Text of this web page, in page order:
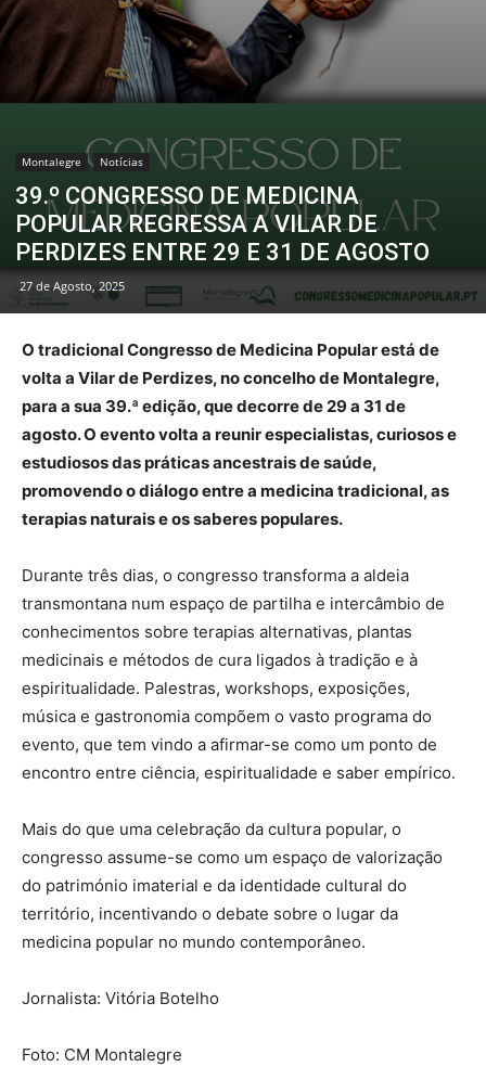
Montalegre Notícias
39.º CONGRESSO DE MEDICINA
POPULAR REGRESSA A VILAR DE
PERDIZES ENTRE 29 E 31 DE AGOSTO
27 de Agosto, 2025
O tradicional Congresso de Medicina Popular está de
volta a Vilar de Perdizes, no concelho de Montalegre,
para a sua 39.ª edição, que decorre de 29 a 31 de
agosto. O evento volta a reunir especialistas, curiosos e
estudiosos das práticas ancestrais de saúde,
promovendo o diálogo entre a medicina tradicional, as
terapias naturais e os saberes populares.
Durante três dias, o congresso transforma a aldeia
transmontana num espaço de partilha e intercâmbio de
conhecimentos sobre terapias alternativas, plantas
medicinais e métodos de cura ligados à tradição e à
espiritualidade. Palestras, workshops, exposições,
música e gastronomia compõem o vasto programa do
evento, que tem vindo a afirmar-se como um ponto de
encontro entre ciência, espiritualidade e saber empírico.
Mais do que uma celebração da cultura popular, o
congresso assume-se como um espaço de valorização
do património imaterial e da identidade cultural do
território, incentivando o debate sobre o lugar da
medicina popular no mundo contemporâneo.
Jornalista: Vitória Botelho
Foto: CM Montalegre